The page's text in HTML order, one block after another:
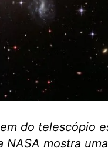
do telescópio
NASA mostra